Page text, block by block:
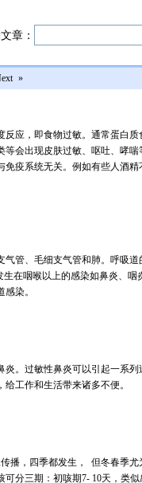
章：
»
应，即食物过敏。通常蛋白
会出现皮肤过敏、呕吐、哮喘
疫系统无关。例如有些人酒精
管、毛细支气管和肺。呼吸
在咽喉以上的感染如鼻炎、
染。
。过敏性鼻炎可以引起一系
工作和生活带来诸多不便。
播，四季都发生， 但冬春季
分三期：初咳期7- 10天，类